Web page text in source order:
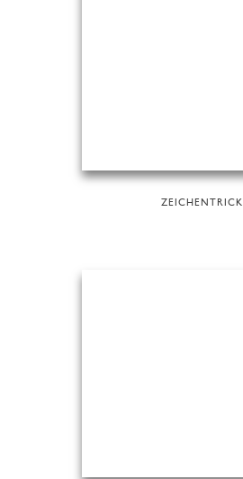
ZEICHENTRICK